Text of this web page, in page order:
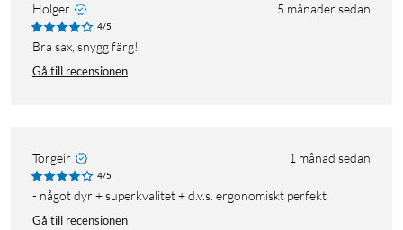
Holger 5 månader sedan
4/5
Bra sax, snygg färg!
Gå till recensionen
Torgeir 1 månad sedan
4/5
- något dyr + superkvalitet + d.v.s. ergonomiskt perfekt
Gå till recensionen